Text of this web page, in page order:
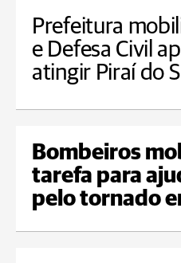
Prefeitura
e Defesa Civil
atingir Piraí do
Bombeiros
tarefa para
pelo tornado